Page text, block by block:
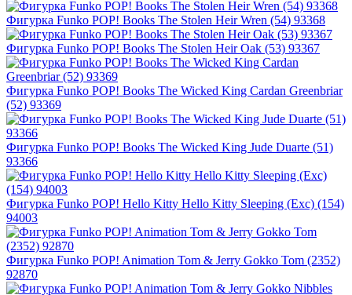
Фигурка Funko POP! Books The Stolen Heir Wren (54) 93368
Фигурка Funko POP! Books The Stolen Heir Oak (53) 93367
Фигурка Funko POP! Books The Wicked King Cardan Greenbriar
(52) 93369
Фигурка Funko POP! Books The Wicked King Jude Duarte (51)
93366
Фигурка Funko POP! Hello Kitty Hello Kitty Sleeping (Exc) (154)
94003
Фигурка Funko POP! Animation Tom & Jerry Gokko Tom (2352)
92870